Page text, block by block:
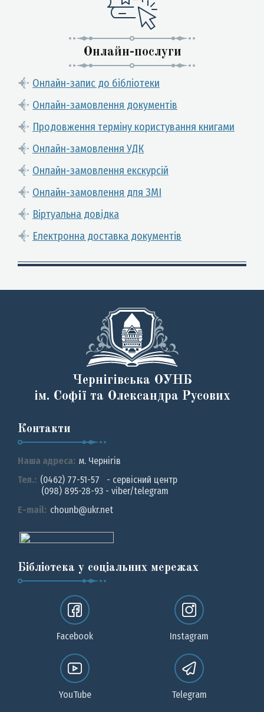
Онлайн-послуги
Онлайн-запис до бібліотеки
Онлайн-замовлення документів
Продовження терміну користування книгами
Онлайн-замовлення УДК
Онлайн-замовлення екскурсій
Онлайн-замовлення для ЗМІ
Віртуальна довідка
Електронна доставка документів
Чернігівська ОУНБ
ім. Софії та Олександра Русових
Контакти
Наша адреса: м. Чернiгiв
Тел.: (0462) 77-51-57 - сервісний центр
(098) 895-28-93 - viber/telegram
E-mail: chounb@ukr.net
Бібліотека у соціальних мережах
Facebook Instagram
YouTube Telegram